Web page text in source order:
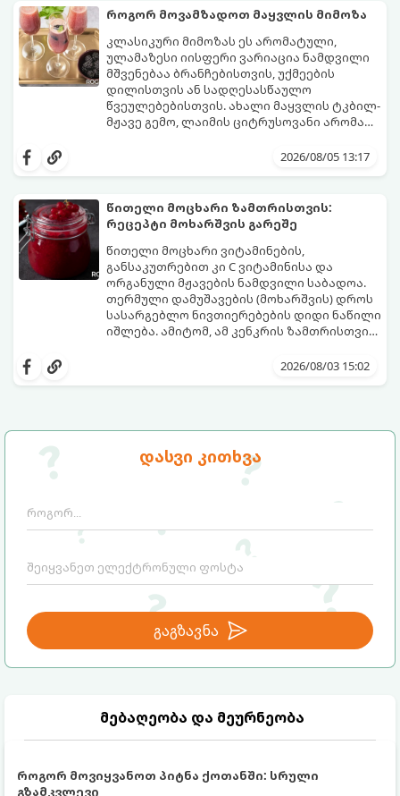
დასვი კითხვა
გაგზავნა
მებაღეობა და მეურნეობა
როგორ მოვიყვანოთ პიტნა ქოთანში: სრული
გზამკვლევი
შეწვისას ფორმა იდეალურად შეინარჩუნოს
და არ დაიშალოს.
მომზადების დრო: 20 წუთი (დამატებით
მუხუდოს ჩალბობის დრო: 12-24 საათი)
შეწვის დრო: 10–15 წუთი ულუფა: 20–24 ცალი
ბურთულა (4–6 პორცია)
როგორ მოვამზადოთ მაყვლის მიმოზა
კლასიკური მიმოზას ეს არომატული,
ულამაზესი იისფერი ვარიაცია ნამდვილი
მშვენებაა ბრანჩებისთვის, უქმეების
დილისთვის ან სადღესასწაულო
წვეულებებისთვის. ახალი მაყვლის ტკბილ-
მჟავე გემო, ლაიმის ციტრუსოვანი არომატი
საოცრად დახვეწილ და მაგრილებელ
და მის მომზადებას მინიმალური
პორცია
2026/08/05 13:17
წითელი მოცხარი ზამთრისთვის:
რეცეპტი მოხარშვის გარეშე
წითელი მოცხარი ვიტამინების,
განსაკუთრებით კი C ვიტამინისა და
ორგანული მჟავების ნამდვილი საბადოა.
თერმული დამუშავების (მოხარშვის) დროს
სასარგებლო ნივთიერებების დიდი ნაწილი
იშლება. ამიტომ, ამ კენკრის ზამთრისთვის
მომზადებაა - მოხარშვის გარეშე.
ბუნებრივ, კაშკაშა გემოს, არომატს და
2026/08/03 15:02